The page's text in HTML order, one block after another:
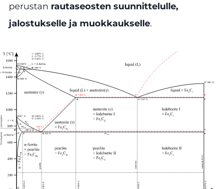
perustan rautaseosten suunnittelulle,
jalostukselle ja muokkaukselle.